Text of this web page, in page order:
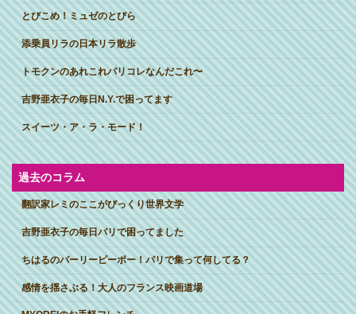
とびこめ！ミュゼのとびら
添乗員リラの日本リラ散歩
トモクンのあれこれパリコレなんだこれ〜
吉野亜衣子の毎日N.Y.で困ってます
スイーツ・ア・ラ・モード！
過去のコラム
翻訳家レミのここがびっくり世界文学
吉野亜衣子の毎日パリで困ってました
ちはるのパーリーピーポー！パリで集って何してる？
感情を揺さぶる！大人のフランス映画道場